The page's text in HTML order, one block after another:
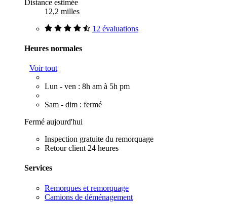
Distance estimée
12,2 milles
12 évaluations
Heures normales
Voir tout
Lun - ven : 8h am à 5h pm
Sam - dim : fermé
Fermé aujourd'hui
Inspection gratuite du remorquage
Retour client 24 heures
Services
Remorques et remorquage
Camions de déménagement